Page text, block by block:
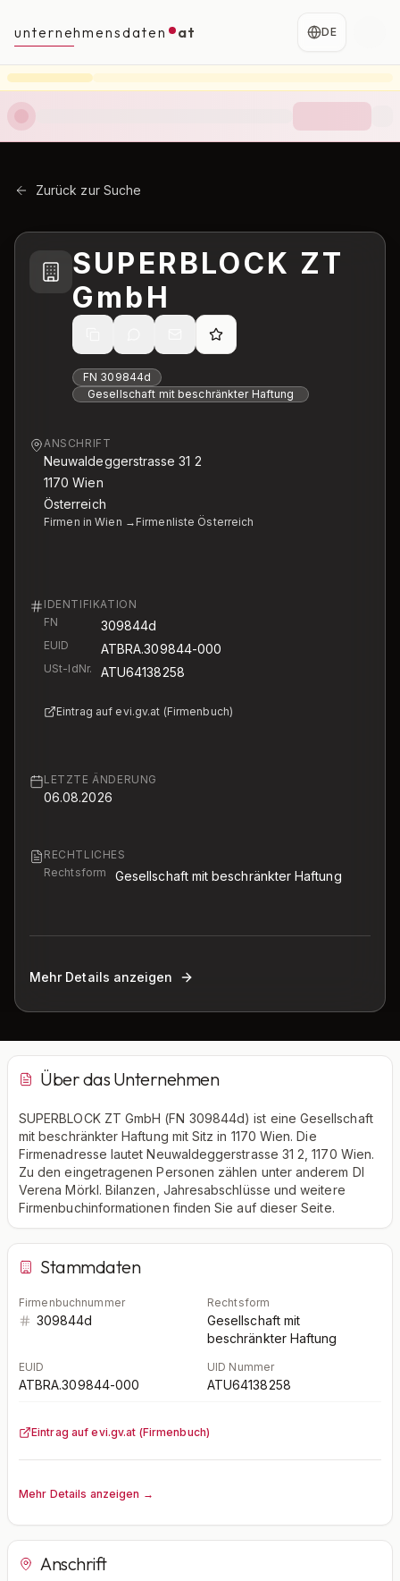
unternehmensdaten at DE
Zurück zur Suche
SUPERBLOCK ZT
GmbH
FN 309844d
Gesellschaft mit beschränkter Haftung
ANSCHRIFT
Neuwaldeggerstrasse 31 2
1170Wien
Österreich
Firmen in Wien → Firmenliste Österreich
IDENTIFIKATION
FN
309844d
EUID ATBRA.309844-000
USt-IdNr. ATU64138258
Eintrag auf evi.gv.at (Firmenbuch)
LETZTE ÄNDERUNG
06.08.2026
RECHTLICHES
Rechtsform
Gesellschaft mit beschränkter Haftung
Mehr Details anzeigen
Über das Unternehmen
SUPERBLOCK ZT GmbH (FN 309844d) ist eine Gesellschaft
mit beschränkter Haftung mit Sitz in 1170 Wien. Die
Firmenadresse lautet Neuwaldeggerstrasse 31 2, 1170 Wien.
Zu den eingetragenen Personen zählen unter anderem DI
Verena Mörkl. Bilanzen, Jahresabschlüsse und weitere
Firmenbuchinformationen finden Sie auf dieser Seite.
Stammdaten
Firmenbuchnummer
309844d
Rechtsform
Gesellschaft mit
beschränkter Haftung
EUID
ATBRA.309844-000
UID Nummer
ATU64138258
Eintrag auf evi.gv.at (Firmenbuch)
Mehr Details anzeigen →
Anschrift